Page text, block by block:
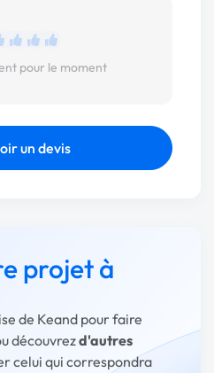
pour le moment
un devis
projet à
de Keand pour faire
découvrezd'autres
celui qui correspondra